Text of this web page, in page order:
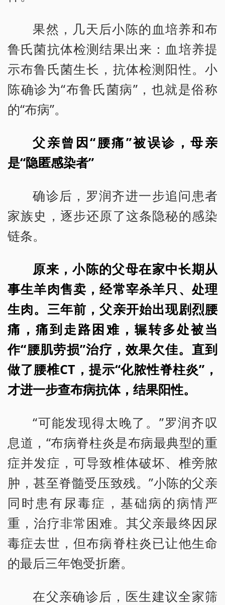
果然，几天后小陈的血培养和布
鲁氏菌抗体检测结果出来：血培养提
示布鲁氏菌生长，抗体检测阳性。小
陈确诊为“布鲁氏菌病”，也就是俗称
的“布病”。
父亲曾因“腰痛”被误诊，母亲
是“隐匿感染者”
确诊后，罗润齐进一步追问患者
家族史，逐步还原了这条隐秘的感染
链条。
原来，小陈的父母在家中长期从
事生羊肉售卖，经常宰杀羊只、处理
生肉。三年前，父亲开始出现剧烈腰
痛，痛到走路困难，辗转多处被当
作“腰肌劳损”治疗，效果欠佳。直到
做了腰椎CT，提示“化脓性脊柱炎”，
才进一步查布病抗体，结果阳性。
“可能发现得太晚了。”罗润齐叹
息道，“布病脊柱炎是布病最典型的重
症并发症，可导致椎体破坏、椎旁脓
肿，甚至脊髓受压致残。”小陈的父亲
同时患有尿毒症，基础病的病情严
重，治疗非常困难。其父亲最终因尿
毒症去世，但布病脊柱炎已让他生命
的最后三年饱受折磨。
在父亲确诊后，医生建议全家筛